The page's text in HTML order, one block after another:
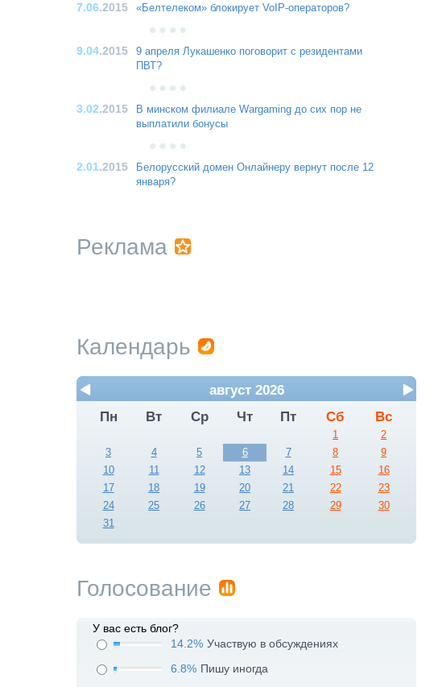
7.06.2015 «Белтелеком» блокирует VoIP-операторов?
9.04.2015
9 апреля Лукашенко поговорит с резидентами
ПВТ?
3.02.2015
В минском филиале Wargaming до сих пор не
выплатили бонусы
2.01.2015
Белорусский домен Онлайнеру вернут после 12
января?
Реклама
Календарь
август 2026
Пн
Вт Ср Чт Пт Сб Вс
1
2
3
4 5 6 7 8
9
10
11 12 13 14 15
16
17
18 19 20 21 22
23
24
25 26 27 28 29
30
31
Голосование
У вас есть блог?
14.2% Участвую в обсуждениях
6.8% Пишу иногда